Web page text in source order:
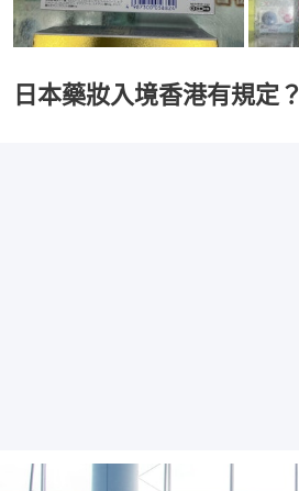
日本藥妝入境香港有規定？